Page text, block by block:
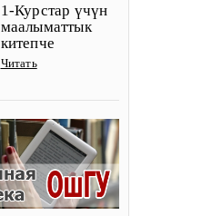
1-Курстар үчүн
маалыматтык
китепче
Читать